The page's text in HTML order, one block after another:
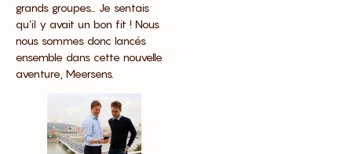
grands groupes… Je sentais
qu’il y avait un bon fit ! Nous
nous sommes donc lancés
ensemble dans cette nouvelle
aventure, Meersens.